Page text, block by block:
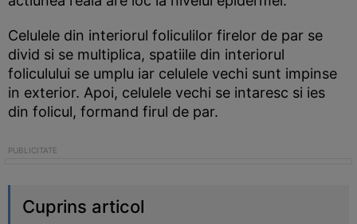
Celulele din interiorul foliculilor firelor de par se
divid si se multiplica, spatiile din interiorul
foliculului se umplu iar celulele vechi sunt impinse
in exterior. Apoi, celulele vechi se intaresc si ies
din folicul, formand firul de par.
Cuprins articol